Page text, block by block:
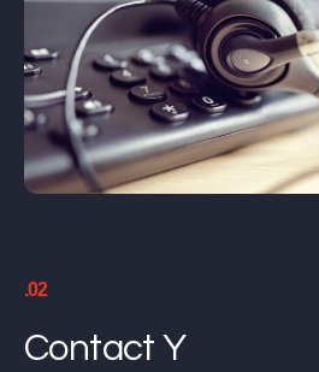
.02
Contact Y